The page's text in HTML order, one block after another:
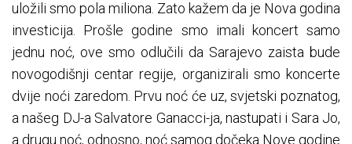
uložili smo pola miliona. Zato kažem da je Nova godina
investicija. Prošle godine smo imali koncert samo
jednu noć, ove smo odlučili da Sarajevo zaista bude
novogodišnji centar regije, organizirali smo koncerte
dvije noći zaredom. Prvu noć će uz, svjetski poznatog,
a našeg DJ-a Salvatore Ganacci-ja, nastupati i Sara Jo,
a drugu noć, odnosno, noć samog dočeka Nove godine